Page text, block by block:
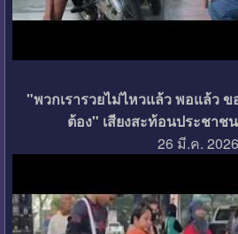
"พวกเรารวยไม่ไหวแล้ว พอแล้ว
ต้อง" เสียงสะท้อนประชาช
26 มี.ค. 2026